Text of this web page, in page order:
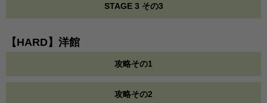
STAGE 3 その3
【HARD】洋館
攻略その1
攻略その2